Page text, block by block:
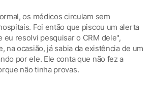
os médicos circulam sem
Foi então que piscou um alerta
eu resolvi pesquisar o CRM dele",
na ocasião, já sabia da existência de um
por ele. Ele conta que não fez a
não tinha provas.